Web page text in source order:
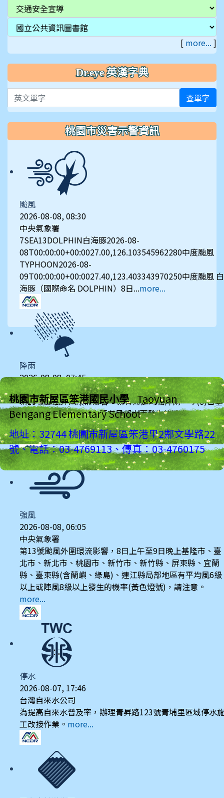
[ more... ]
Dr.eye 英漢字典
英文單字 查單字
桃園市災害示警資訊
颱風
2026-08-08, 08:30
中央氣象署
7SEA13DOLPHIN白海豚2026-08-
08T00:00:00+00:0027.00,126.103545962280中度颱風
TYPHOON2026-08-
09T00:00:00+00:0027.40,123.403343970250中度颱風 白
海豚（國際命名 DOLPHIN）8日...more...
降雨
2026-08-08, 07:45
中央氣象署
第13號颱風外圍環流影響，易有短延時強降雨，今(8)日基
隆北海岸及臺中以北山區有局部大雨發生的機率，請注意
雷擊及強陣風，山區請慎防坍方、落石及溪水暴漲。
more...
強風
2026-08-08, 06:05
中央氣象署
第13號颱風外圍環流影響，8日上午至9日晚上基隆市、臺
北市、新北市、桃園市、新竹市、新竹縣、屏東縣、宜蘭
縣、臺東縣(含蘭嶼、綠島)、連江縣局部地區有平均風6級
以上或陣風8級以上發生的機率(黃色燈號)，請注意。
more...
停水
2026-08-07, 17:46
台灣自來水公司
為提高自來水普及率，辦理青昇路123號青埔里區域停水
工改接作業。 more...
桃園市新屋區笨港國民小學 Taoyuan
Bengang Elementary School
地址：32744 桃園市新屋區笨港里2鄰文學路22
號、電話：03-4769113、傳真：03-4760175